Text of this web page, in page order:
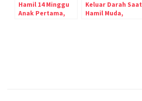
Hamil 14 Minggu
Anak Pertama,
Keluar Darah Saat
Hamil Muda,